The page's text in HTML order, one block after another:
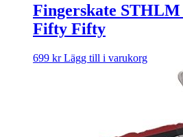
Fingerskate
Fifty Fifty
699 kr Lägg till i varukorg